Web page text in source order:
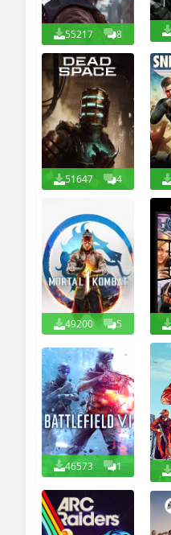
55217 8
51647 4
49200 5
46573 1